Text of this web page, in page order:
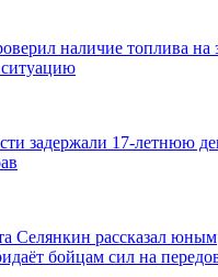
наличие топлива на
задержали 17-летнюю
Селянкин рассказал юным
бойцам сил на